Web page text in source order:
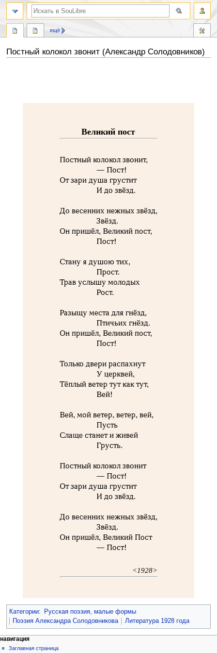
Постный колокол звонит (Александр Солодовников)
Великий пост
Постный колокол звонит,
— Пост!
От зари душа грустит
И до звёзд.
До весенних нежных звёзд,
Звёзд.
Он пришёл, Великий пост,
Пост!
Стану я душою тих,
Прост.
Трав услышу молодых
Рост.
Разыщу места для гнёзд,
Птичьих гнёзд.
Он пришёл, Великий пост,
Пост!
Только двери распахнут
У церквей,
Тёплый ветер тут как тут,
Вей!
Вей, мой ветер, ветер, вей,
Пусть
Слаще станет и живей
Грусть.
Постный колокол звонит
— Пост!
От зари душа грустит
И до звёзд.
До весенних нежных звёзд,
Звёзд.
Он пришёл, Великий Пост
— Пост!
<1928>
Категории:
Русская поэзия, малые формы
Поэзия Александра Солодовникова
Литература 1928 года
ещё
навигация
Заглавная страница